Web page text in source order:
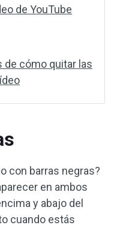
de YouTube
cómo quitar las
con barras negras?
en ambos
y abajo del
cuando estás